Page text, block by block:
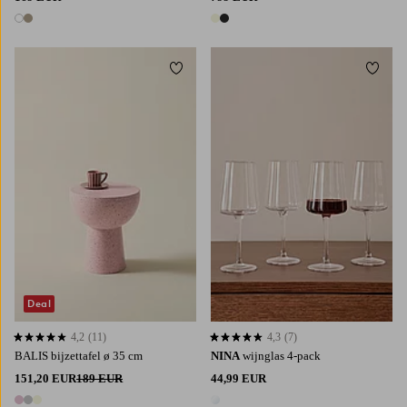
2 kleuren 2 kleuren
BALIS bijzettafel ø 35 cm
151,20 EUR189 EUR
4,2 op basis van 11 beoordelingen
4,2 (11)
Deal
Toevoegen aan favorieten
NINA wijnglas 4-pack
44,99 EUR
4,3 op basis van 7 beoordelingen
4,3 (7)